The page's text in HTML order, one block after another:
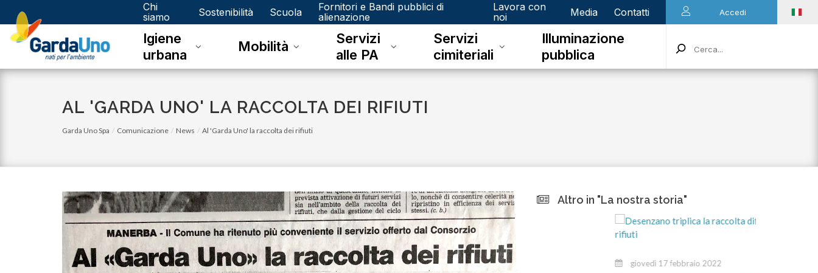
Gardauno
Spa
Chi
siamo
Sostenibilità Scuola
Fornitori e Bandi pubblici di
alienazione
Lavora con
noi
Media Contatti Accedi
Igiene
urbana
Mobilità
Servizi
alle PA
Servizi
cimiteriali
Illuminazione
pubblica
AL 'GARDA UNO' LA RACCOLTA DEI RIFIUTI
Garda Uno Spa Comunicazione News Al 'Garda Uno' la raccolta dei rifiuti
Altro in "La nostra storia"
venerdì 10 settembre 2021
mercoledì 23 febbraio 2022
Pronte ad entrare in azione
giovedì 17 febbraio 2022